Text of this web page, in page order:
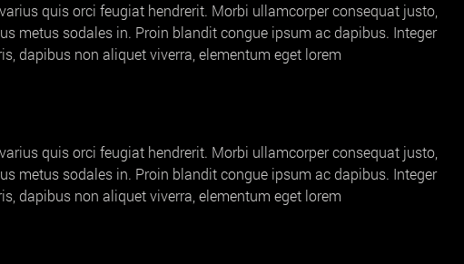
quis orci feugiat hendrerit. Morbi ullamcorper consequat justo,
metus sodales in. Proin blandit congue ipsum ac dapibus. Integer
dapibus non aliquet viverra, elementum eget lorem
quis orci feugiat hendrerit. Morbi ullamcorper consequat justo,
metus sodales in. Proin blandit congue ipsum ac dapibus. Integer
dapibus non aliquet viverra, elementum eget lorem